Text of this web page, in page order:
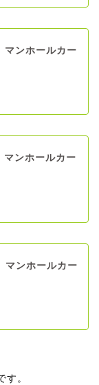
マンホールカー
マンホールカー
マンホールカー
す。